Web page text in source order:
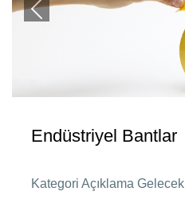
Previous
Endüstriyel Bantlar
Kategori Açıklama Gelecek